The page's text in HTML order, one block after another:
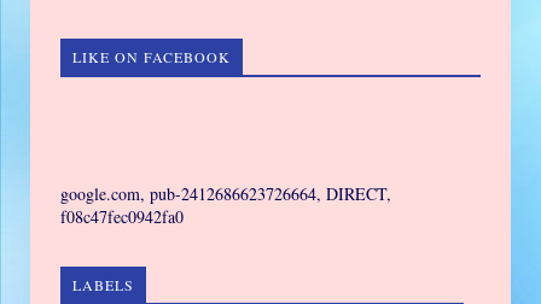
LIKE ON FACEBOOK
google.com, pub-2412686623726664, DIRECT,
f08c47fec0942fa0
LABELS